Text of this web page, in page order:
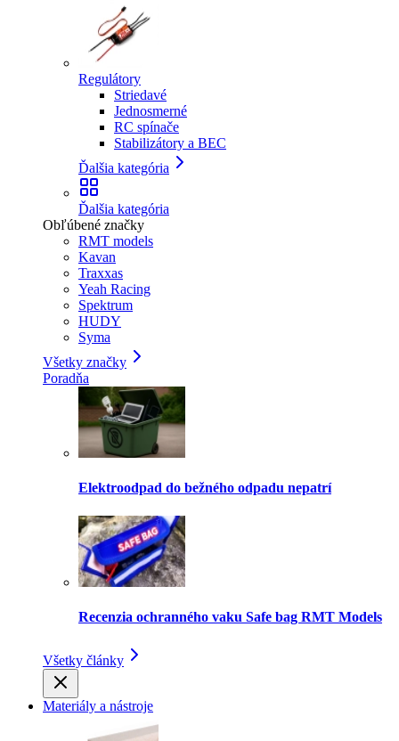
Regulátory
Striedavé
Jednosmerné
RC spínače
Stabilizátory a BEC
Ďalšia kategória
Ďalšia kategória
Obľúbené značky
RMT models
Kavan
Traxxas
Yeah Racing
Spektrum
HUDY
Syma
Všetky značky
Poradňa
Elektroodpad do bežného odpadu nepatrí
Recenzia ochranného vaku Safe bag RMT Models
Všetky články
Materiály a nástroje